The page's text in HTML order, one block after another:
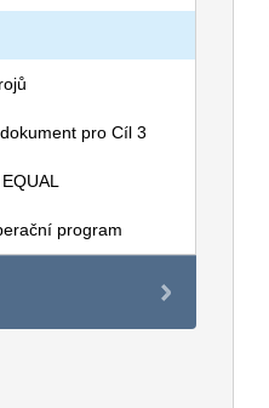
pro Cíl 3
program